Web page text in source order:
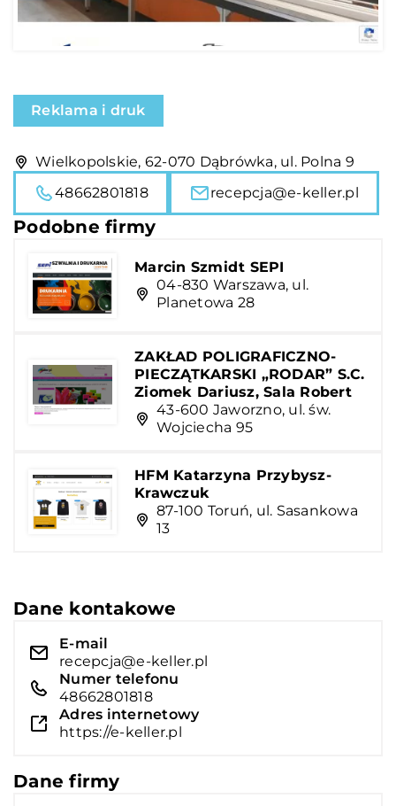
Reklama i druk
Wielkopolskie, 62-070 Dąbrówka, ul. Polna 9
48662801818
recepcja@e-keller.pl
Podobne firmy
Marcin Szmidt SEPI
04-830 Warszawa, ul.
Planetowa 28
ZAKŁAD POLIGRAFICZNO-
PIECZĄTKARSKI „RODAR” S.C.
Ziomek Dariusz, Sala Robert
43-600 Jaworzno, ul. św.
Wojciecha 95
HFM Katarzyna Przybysz-
Krawczuk
87-100 Toruń, ul. Sasankowa
13
Dane kontakowe
E-mail
recepcja@e-keller.pl
Numer telefonu
48662801818
Adres internetowy
https://e-keller.pl
Dane firmy